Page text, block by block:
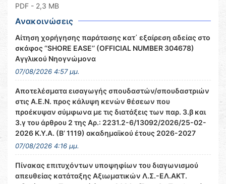
PDF - 2,3 MB
Ανακοινώσεις
Αίτηση χορήγησης παράτασης κατ΄ εξαίρεση αδείας στο
σκάφος ‘’SHORE EASE’’ (OFFICIAL NUMBER 304678)
Αγγλικού Νηογνώμονα
07/08/2026 4:57 μμ.
Αποτελέσματα εισαγωγής σπουδαστών/σπουδαστριών
στις Α.Ε.Ν. προς κάλυψη κενών θέσεων που
προέκυψαν σύμφωνα με τις διατάξεις των παρ. 3.β και
3.γ του άρθρου 2 της Αρ.: 2231.2-6/13092/2026/25-02-
2026 Κ.Υ.Α. (Β’ 1119) ακαδημαϊκού έτους 2026-2027
07/08/2026 4:16 μμ.
Πίνακας επιτυχόντων υποψηφίων του διαγωνισμού
απευθείας κατάταξης Αξιωματικών Λ.Σ.-ΕΛ.ΑΚΤ.